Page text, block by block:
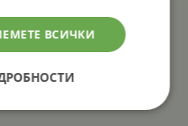
ВСИЧКИ